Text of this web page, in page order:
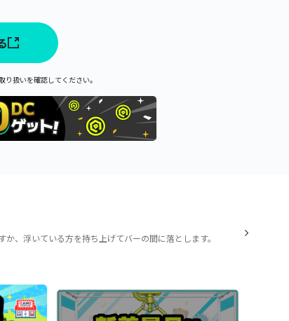
扱いを確認してください。
、浮いている方を持ち上げてバーの間に落とします。